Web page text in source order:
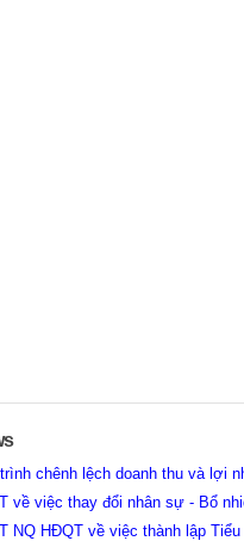
chênh lệch doanh thu và lợi
về việc thay đổi nhân sự - Bổ
NQ HĐQT về việc thành lập